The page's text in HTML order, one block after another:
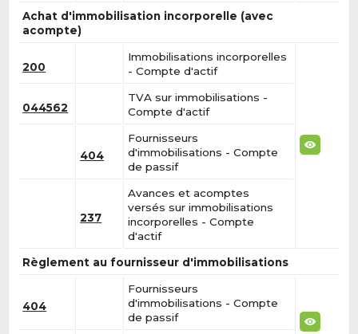
Achat d'immobilisation incorporelle (avec
acompte)
200
Immobilisations incorporelles
- Compte d'actif
044562
TVA sur immobilisations -
Compte d'actif
404
Fournisseurs
d'immobilisations - Compte
de passif
237
Avances et acomptes
versés sur immobilisations
incorporelles - Compte
d'actif
Règlement au fournisseur d'immobilisations
404
Fournisseurs
d'immobilisations - Compte
de passif